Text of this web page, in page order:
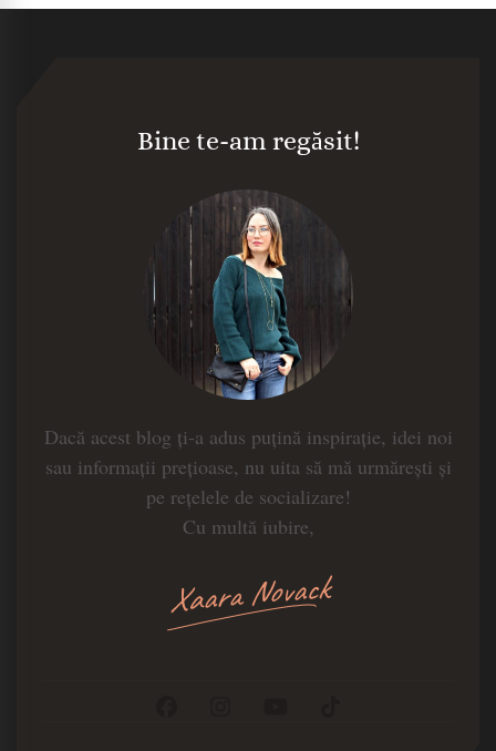
Bine te-am regăsit!
Dacă acest blog ți-a adus puțină inspirație, idei noi
sau informații prețioase, nu uita să mă urmărești și
pe rețelele de socializare!
Cu multă iubire,
Xaara Novack